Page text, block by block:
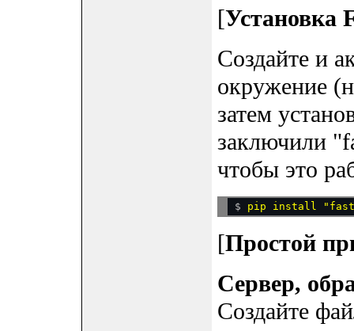
[Установка
Создайте и
окружение
затем
заключили
чтобы это
$
[Простой
Сервер,
Создайте